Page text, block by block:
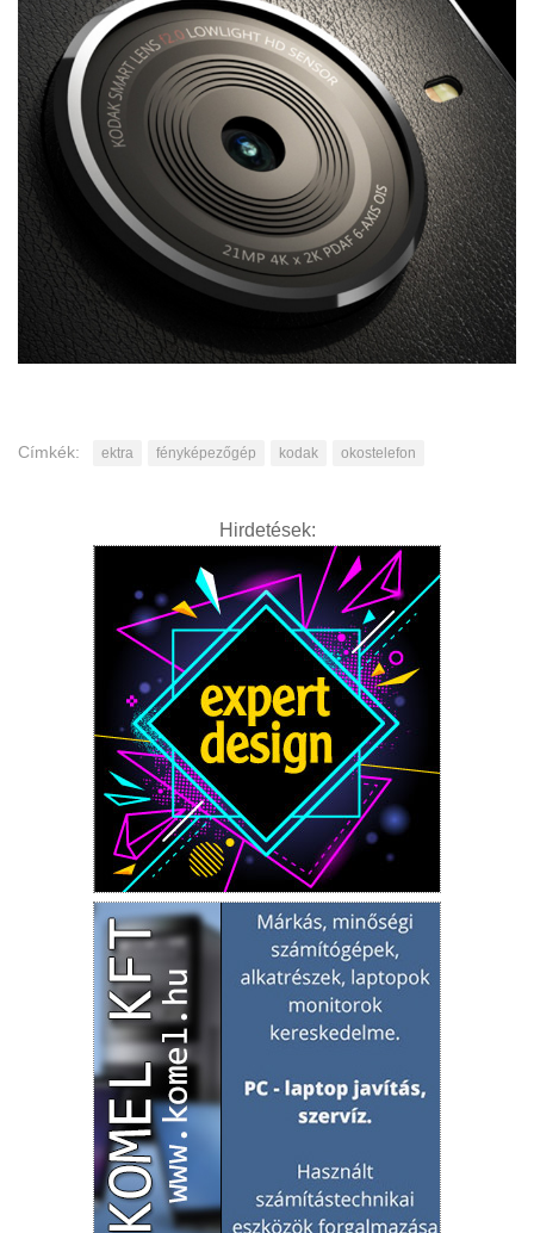
Címkék: ektra fényképezőgép kodak okostelefon
Hirdetések: